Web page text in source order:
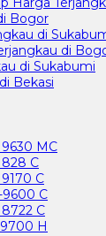
Bogor
di
di
di Sukabumi
Bekasi
MC
C
C
C
C
H